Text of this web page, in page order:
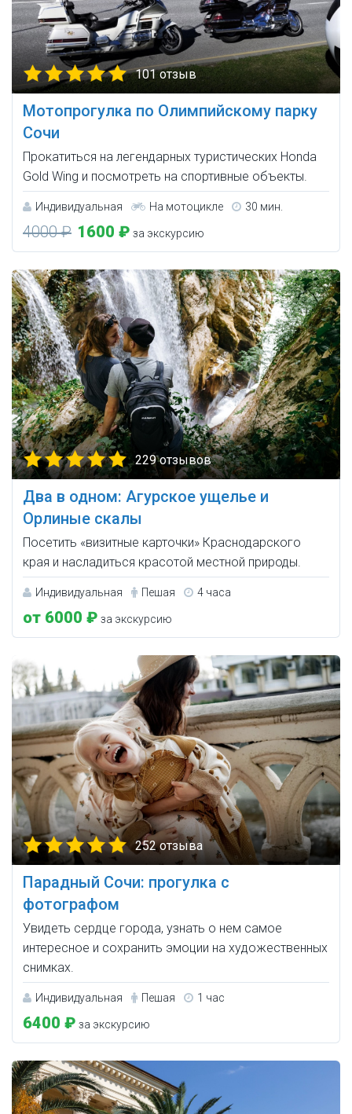
101 отзыв
Мотопрогулка по Олимпийскому парку
Сочи
Прокатиться на легендарных туристических Honda
Gold Wing и посмотреть на спортивные объекты.
Индивидуальная На мотоцикле 30 мин.
4000 ₽ 1600 ₽ за экскурсию
229 отзывов
Два в одном: Агурское ущелье и
Орлиные скалы
Посетить «визитные карточки» Краснодарского
края и насладиться красотой местной природы.
Индивидуальная Пешая 4 часа
от 6000 ₽ за экскурсию
252 отзыва
Парадный Сочи: прогулка с
фотографом
Увидеть сердце города, узнать о нем самое
интересное и сохранить эмоции на художественных
снимках.
Индивидуальная Пешая 1 час
6400 ₽ за экскурсию